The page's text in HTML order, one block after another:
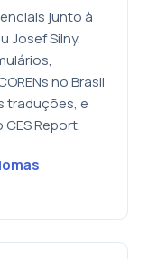
junto à
Josef Silny.
no Brasil
traduções, e
Report.